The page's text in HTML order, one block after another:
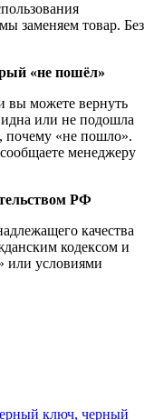
заменяем товар. Без
«не пошёл»
вы можете вернуть
или не подошла
почему «не пошло».
РФ
качества
кодексом и
или условиями